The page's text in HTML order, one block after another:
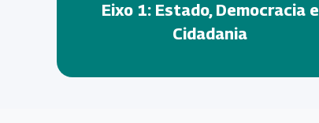
Eixo 1: Estado, Democracia e
Cidadania